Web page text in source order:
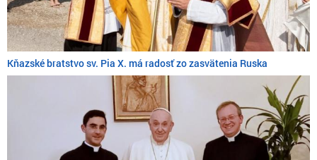
Kňazské bratstvo sv. Pia X. má radosť zo zasvätenia Ruska